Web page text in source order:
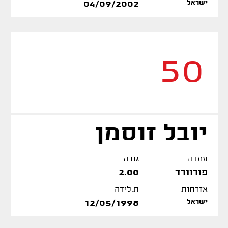
ישראל 04/09/2002
50
יובל זוסמן
עמדה
פורוורד
גובה
2.00
אזרחות
ישראל
ת.לידה
12/05/1998